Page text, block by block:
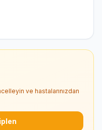
ve hastalarınızdan